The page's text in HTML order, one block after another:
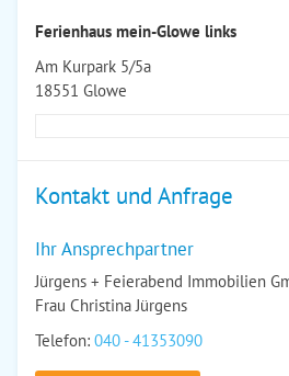
Ferienhaus mein-Glowe links
Am Kurpark 5/5a
18551 Glowe
Kontakt und Anfrage
Ihr Ansprechpartner
Jürgens + Feierabend Immobilien
Frau Christina Jürgens
Telefon: 040 - 41353090